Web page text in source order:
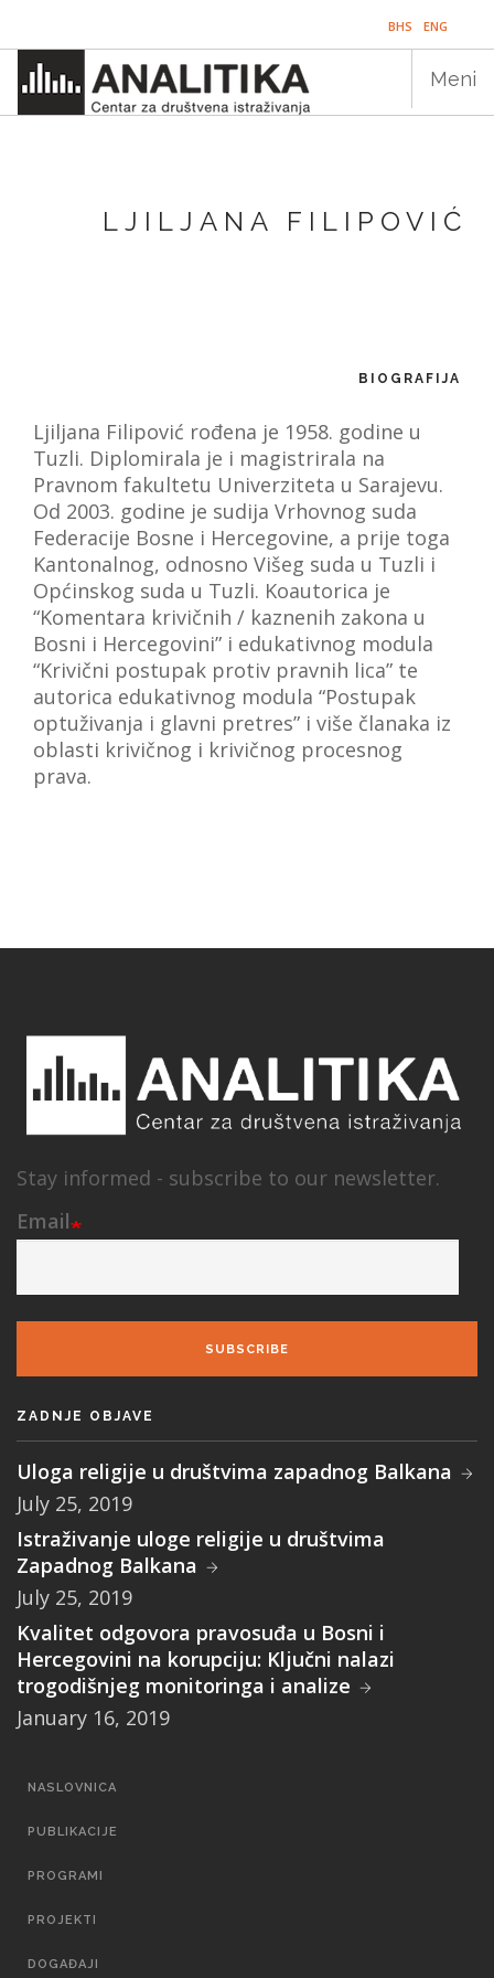
main
content
BHS ENG
Meni
navigation
BLOG
VIJESTI
O NAMA
SEARCH
LJILJANA FILIPOVIĆ
BIOGRAFIJA
Ljiljana Filipović rođena je 1958. godine u
Tuzli. Diplomirala je i magistrirala na
Pravnom fakultetu Univerziteta u Sarajevu.
Od 2003. godine je sudija Vrhovnog suda
Federacije Bosne i Hercegovine, a prije toga
Kantonalnog, odnosno Višeg suda u Tuzli i
Općinskog suda u Tuzli. Koautorica je
“Komentara krivičnih / kaznenih zakona u
Bosni i Hercegovini” i edukativnog modula
“Krivični postupak protiv pravnih lica” te
autorica edukativnog modula “Postupak
optuživanja i glavni pretres” i više članaka iz
oblasti krivičnog i krivičnog procesnog
prava.
Stay informed - subscribe to our newsletter.
Email
SUBSCRIBE
ZADNJE OBJAVE
Uloga religije u društvima zapadnog Balkana
July 25, 2019
Istraživanje uloge religije u društvima
Zapadnog Balkana
July 25, 2019
Kvalitet odgovora pravosuđa u Bosni i
Hercegovini na korupciju: Ključni nalazi
trogodišnjeg monitoringa i analize
January 16, 2019
MAIN
NASLOVNICA
PUBLIKACIJE
PROGRAMI
PROJEKTI
DOGAĐAJI